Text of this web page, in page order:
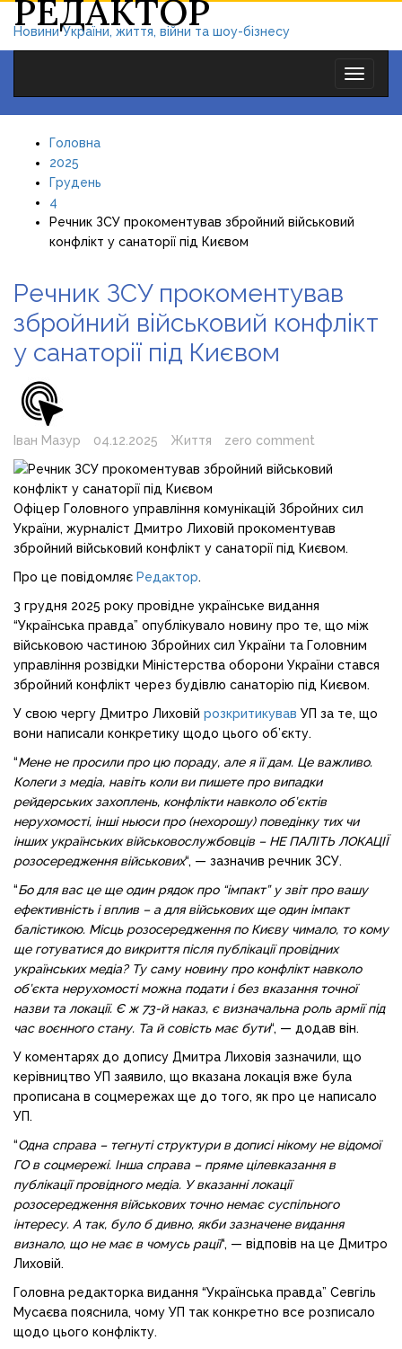
РЕДАКТОР
Новини України, життя, війни та шоу-бізнесу
Toggle
Головна
2025
Грудень
4
Речник ЗСУ прокоментував збройний військовий
конфлікт у санаторії під Києвом
Речник ЗСУ прокоментував
збройний військовий конфлікт
у санаторії під Києвом
Іван Мазур 04.12.2025 Життя zero comment
Офіцер Головного управління комунікацій Збройних сил
України, журналіст Дмитро Лиховій прокоментував
збройний військовий конфлікт у санаторії під Києвом.
Про це повідомляє Редактор.
3 грудня 2025 року провідне українське видання
“Українська правда” опублікувало новину про те, що між
військовою частиною Збройних сил України та Головним
управління розвідки Міністерства оборони України стався
збройний конфлікт через будівлю санаторію під Києвом.
У свою чергу Дмитро Лиховій розкритикував УП за те, що
вони написали конкретику щодо цього об’єкту.
“Мене не просили про цю пораду, але я її дам. Це важливо.
Колеги з медіа, навіть коли ви пишете про випадки
рейдерських захоплень, конфлікти навколо об’єктів
нерухомості, інші ньюси про (нехорошу) поведінку тих чи
інших українських військовослужбовців – НЕ ПАЛІТЬ ЛОКАЦІЇ
розосередження військових“, — зазначив речник ЗСУ.
“Бо для вас це ще один рядок про “імпакт” у звіт про вашу
ефективність і вплив – а для військових ще один імпакт
балістикою. Місць розосередження по Києву чимало, то кому
ще готуватися до викриття після публікації провідних
українських медіа? Ту саму новину про конфлікт навколо
об’єкта нерухомості можна подати і без вказання точної
назви та локації. Є ж 73-й наказ, є визначальна роль армії під
час воєнного стану. Та й совість має бути“, — додав він.
У коментарях до допису Дмитра Лиховія зазначили, що
керівництво УП заявило, що вказана локація вже була
прописана в соцмережах ще до того, як про це написало
УП.
“Одна справа – тегнуті структури в дописі нікому не відомої
ГО в соцмережі. Інша справа – пряме цілевказання в
публікації провідного медіа. У вказанні локації
розосередження військових точно немає суспільного
інтересу. А так, було б дивно, якби зазначене видання
визнало, що не має в чомусь рації“, — відповів на це Дмитро
Лиховій.
Головна редакторка видання “Українська правда” Севгіль
Мусаєва пояснила, чому УП так конкретно все розписало
щодо цього конфлікту.